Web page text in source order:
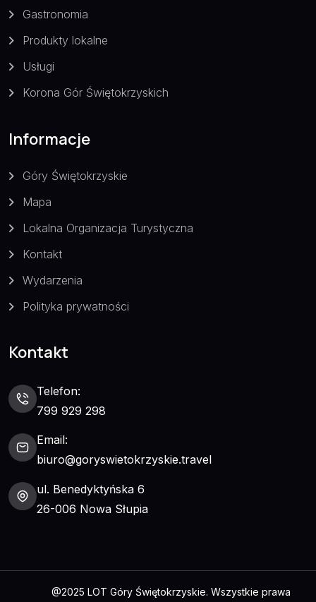
Gastronomia
Produkty lokalne
Usługi
Korona Gór Świętokrzyskich
Informacje
Góry Świętokrzyskie
Mapa
Lokalna Organizacja Turystyczna
Kontakt
Wydarzenia
Polityka prywatności
Kontakt
Telefon:
799 929 298
Email:
biuro@goryswietokrzyskie.travel
ul. Benedyktyńska 6
26-006 Nowa Słupia
@2025 LOT Góry Świętokrzyskie. Wszystkie prawa